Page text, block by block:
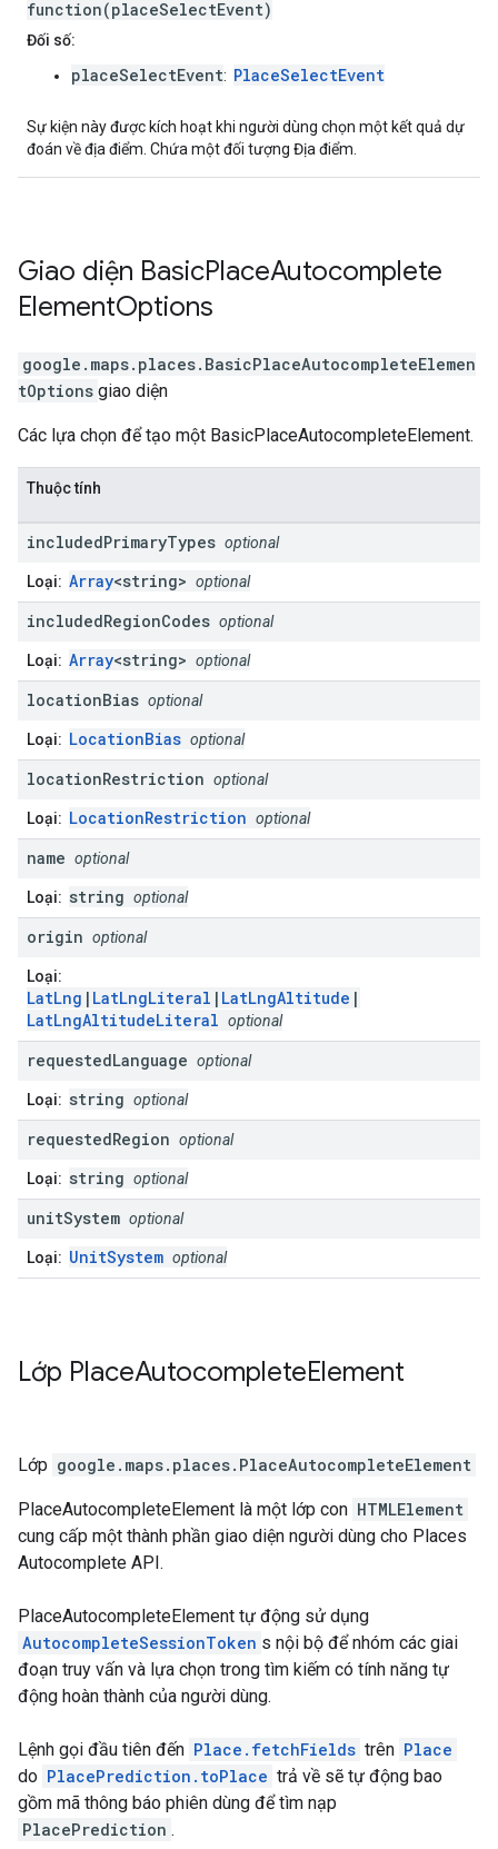
function(placeSelectEvent)
Đối số:
placeSelectEvent: PlaceSelectEvent
Sự kiện này được kích hoạt khi người dùng chọn một kết quả dự
đoán về địa điểm. Chứa một đối tượng Địa điểm.
Giao diện BasicPlaceAutocomplete
ElementOptions
google.maps.places. BasicPlaceAutocompleteElemen
tOptions giao diện
Các lựa chọn để tạo một BasicPlaceAutocompleteElement.
Thuộc tính
includedPrimaryTypes optional
Loại: Array<string> optional
includedRegionCodes optional
Loại: Array<string> optional
locationBias optional
Loại: LocationBias optional
locationRestriction optional
Loại: LocationRestriction optional
name optional
Loại: string optional
origin optional
Loại:
LatLng | LatLngLiteral | LatLngAltitude |
LatLngAltitudeLiteral optional
requestedLanguage optional
Loại: string optional
requestedRegion optional
Loại: string optional
unitSystem optional
Loại: UnitSystem optional
Lớp PlaceAutocompleteElement
Lớp google.maps.places. PlaceAutocompleteElement
PlaceAutocompleteElement là một lớp con HTMLElement
cung cấp một thành phần giao diện người dùng cho Places
Autocomplete API.
PlaceAutocompleteElement tự động sử dụng
AutocompleteSessionToken s nội bộ để nhóm các giai
đoạn truy vấn và lựa chọn trong tìm kiếm có tính năng tự
động hoàn thành của người dùng.
Lệnh gọi đầu tiên đến Place.fetchFields trên Place
do PlacePrediction.toPlace trả về sẽ tự động bao
gồm mã thông báo phiên dùng để tìm nạp
PlacePrediction .